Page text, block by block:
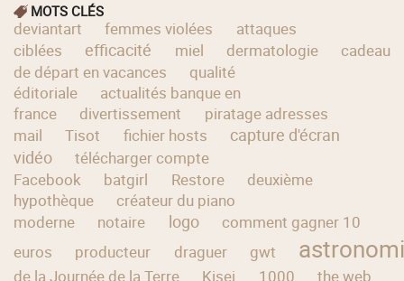
MOTS CLÉS
deviantart femmes violées
attaques
ciblées
efficacité miel dermatologie
cadeau
de départ en vacances
qualité
éditoriale
actualités banque en
france
divertissement
piratage adresses
mail
Tisot fichier hosts
capture d'écran
vidéo
télécharger compte
Facebook
batgirl Restore
deuxième
hypothèque
créateur du piano
moderne
notaire logo
comment gagner 10
euros
producteur draguer gwt
de la Journée de la Terre Kisei 1000
the web